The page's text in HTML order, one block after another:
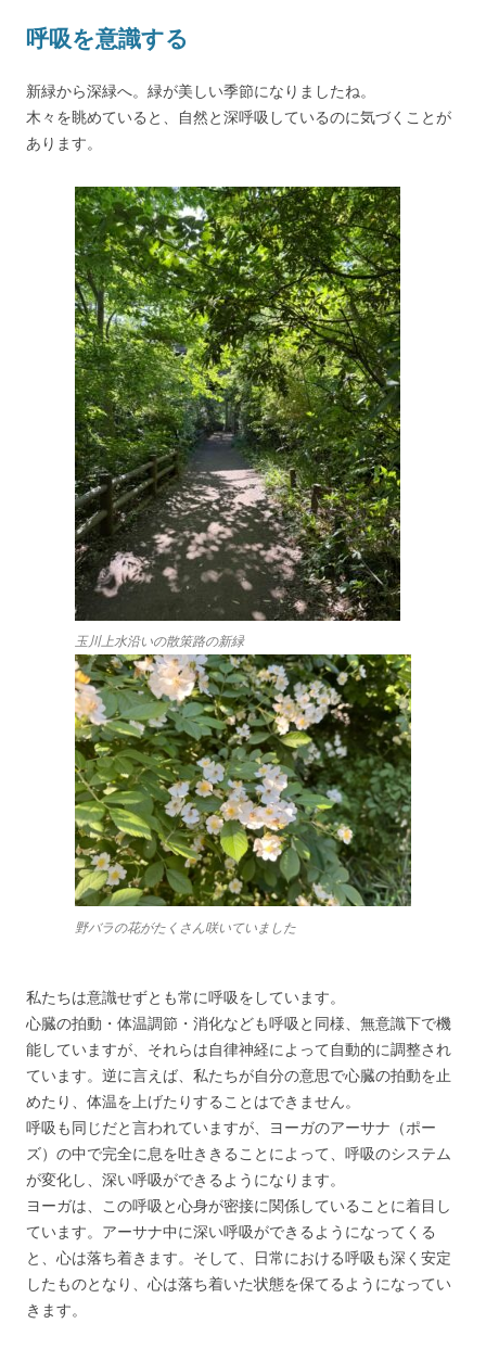
呼吸を意識する
新緑から深緑へ。緑が美しい季節になりましたね。
木々を眺めていると、自然と深呼吸しているのに気づくことが
あります。
玉川上水沿いの散策路の新緑
野バラの花がたくさん咲いていました
私たちは意識せずとも常に呼吸をしています。
心臓の拍動・体温調節・消化なども呼吸と同様、無意識下で機
能していますが、それらは自律神経によって自動的に調整され
ています。逆に言えば、私たちが自分の意思で心臓の拍動を止
めたり、体温を上げたりすることはできません。
呼吸も同じだと言われていますが、ヨーガのアーサナ（ポー
ズ）の中で完全に息を吐ききることによって、呼吸のシステム
が変化し、深い呼吸ができるようになります。
ヨーガは、この呼吸と心身が密接に関係していることに着目し
ています。アーサナ中に深い呼吸ができるようになってくる
と、心は落ち着きます。そして、日常における呼吸も深く安定
したものとなり、心は落ち着いた状態を保てるようになってい
きます。